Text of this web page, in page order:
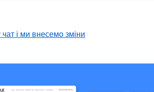
і ми внесемо зміни